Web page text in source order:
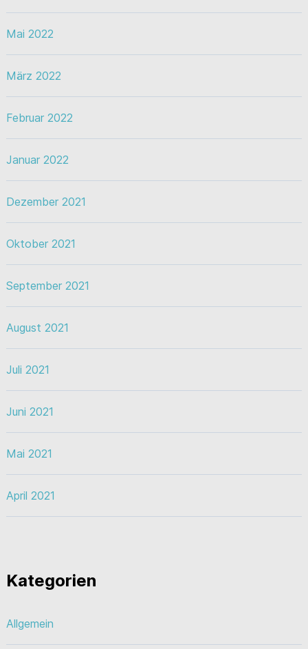
Mai 2022
März 2022
Februar 2022
Januar 2022
Dezember 2021
Oktober 2021
September 2021
August 2021
Juli 2021
Juni 2021
Mai 2021
April 2021
Kategorien
Allgemein